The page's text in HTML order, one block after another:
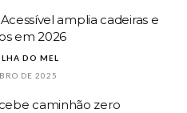
amplia cadeiras e
em 2026
DO MEL
DE 2025
caminhão zero